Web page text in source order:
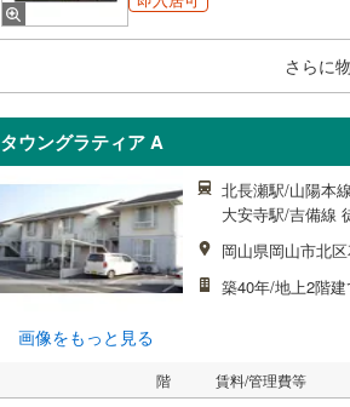
さらに
タウングラティア A
画像をもっと見る
北長瀬駅/山陽本
大安寺駅/吉備線
岡山県岡山市北
築40年/地上2階
階 賃料/管理費等